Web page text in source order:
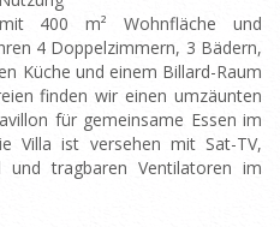
400 m² Wohnfläche und
4 Doppelzimmern, 3 Bädern,
Küche und einem Billard-Raum
finden wir einen umzäunten
für gemeinsame Essen im
Villa ist versehen mit Sat-TV,
und tragbaren Ventilatoren im